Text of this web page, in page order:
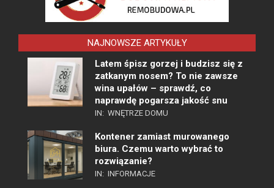
NAJNOWSZE ARTYKUŁY
Latem śpisz gorzej i budzisz się z
zatkanym nosem? To nie zawsze
wina upałów – sprawdź, co
naprawdę pogarsza jakość snu
IN: WNĘTRZE DOMU
Kontener zamiast murowanego
biura. Czemu warto wybrać to
rozwiązanie?
IN: INFORMACJE